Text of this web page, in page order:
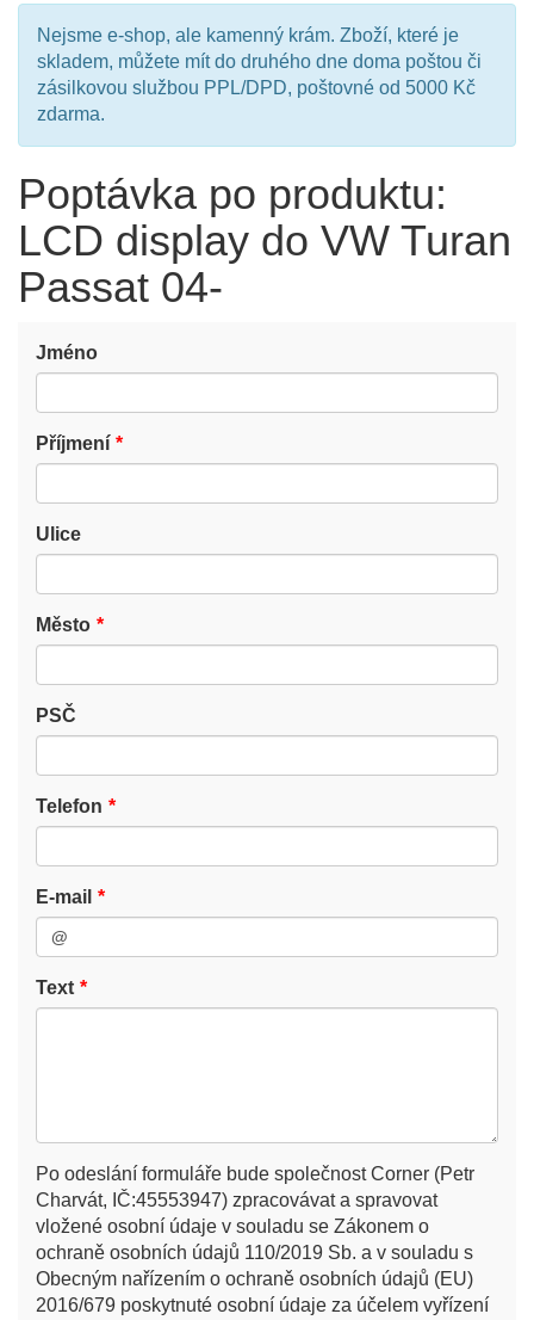
Nejsme e-shop, ale kamenný krám. Zboží, které je
skladem, můžete mít do druhého dne doma poštou či
zásilkovou službou PPL/DPD, poštovné od 5000 Kč
zdarma.
Poptávka po produktu:
LCD display do VW Turan
Passat 04-
Jméno
Příjmení
Ulice
Město
PSČ
Telefon
E-mail
Text
Po odeslání formuláře bude společnost Corner (Petr
Charvát, IČ:45553947) zpracovávat a spravovat
vložené osobní údaje v souladu se Zákonem o
ochraně osobních údajů 110/2019 Sb. a v souladu s
Obecným nařízením o ochraně osobních údajů (EU)
2016/679 poskytnuté osobní údaje za účelem vyřízení